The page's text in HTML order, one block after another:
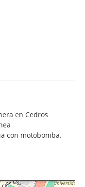
en Cedros
con motobomba.